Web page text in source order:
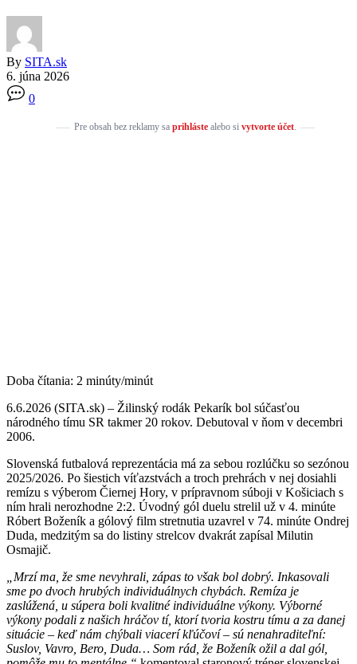
By SITA.sk
6. júna 2026
0
Pre obsah bez reklamy sa prihlástealebo si vytvorte účet.
Doba čítania: 2 minúty/minút
6.6.2026 (SITA.sk) – Žilinský rodák Pekarík bol súčasťou
národného tímu SR takmer 20 rokov. Debutoval v ňom v decembri
2006.
Slovenská futbalová reprezentácia má za sebou rozlúčku so sezónou
2025/2026. Po šiestich víťazstvách a troch prehrách v nej dosiahli
remízu s výberom Čiernej Hory, v prípravnom súboji v Košiciach s
ním hrali nerozhodne 2:2. Úvodný gól duelu strelil už v 4. minúte
Róbert Boženík a gólový film stretnutia uzavrel v 74. minúte Ondrej
Duda, medzitým sa do listiny strelcov dvakrát zapísal Milutin
Osmajič.
„Mrzí ma, že sme nevyhrali, zápas to však bol dobrý. Inkasovali
sme po dvoch hrubých individuálnych chybách. Remíza je
zaslúžená, u súpera boli kvalitné individuálne výkony. Výborné
výkony podali z našich hráčov tí, ktorí tvoria kostru tímu a za danej
situácie – keď nám chýbali viacerí kľúčoví – sú nenahraditeľní:
Suslov, Vavro, Bero, Duda… Som rád, že Boženík ožil a dal gól,